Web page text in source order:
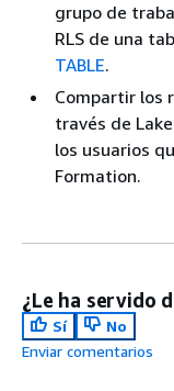
grupo de
RLS de una
TABLE.
Compartir los
través de
los usuarios
Formation.
¿Le ha servido
Sí
No
Enviar comentarios